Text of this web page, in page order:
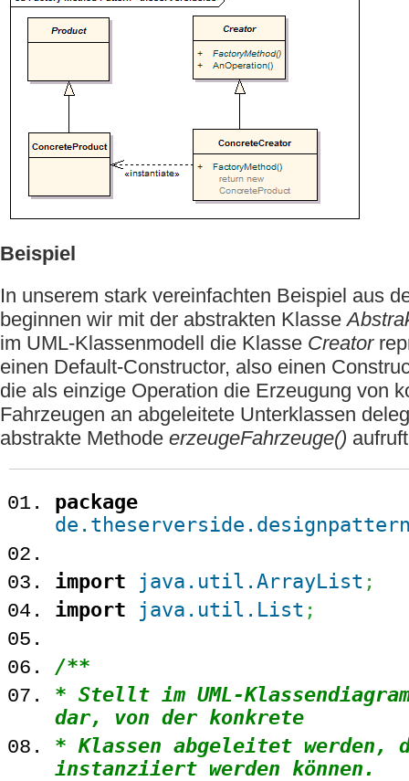
Beispiel
In unserem stark vereinfachten Beispiel aus
beginnen wir mit der abstrakten Klasse
im UML-Klassenmodell die Klasse Creator
einen Default-Constructor, also einen
die als einzige Operation die Erzeugung von
Fahrzeugen an abgeleitete Unterklassen
abstrakte Methode erzeugeFahrzeuge()
package
import java.util.ArrayList ;
import
java.util.List ;
/**
* Stellt im UML-
dar, von der konkrete
* Klassen abgeleitet werden,
instanziiert werden können.